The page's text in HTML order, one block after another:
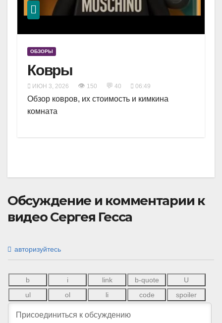
ОБЗОРЫ
Ковры
ИЮН 3, 2026 👁 150 💬 40 06:49
Обзор ковров, их стоимость и кимкина
комната
Обсуждение и комментарии к
видео Сергея Гесса
авторизуйтесь